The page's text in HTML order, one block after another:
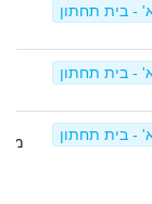
- בית תחתון
- בית תחתון
מכבי
- בית תחתון